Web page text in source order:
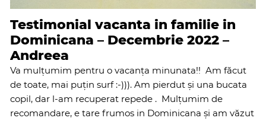
Testimonial vacanta in familie in
Dominicana – Decembrie 2022 –
Andreea
Va mulțumim pentru o vacanța minunata!! Am făcut
de toate, mai puțin surf :-))). Am pierdut și una bucata
copil, dar l-am recuperat repede . Mulțumim de
recomandare, e tare frumos in Dominicana și am văzut